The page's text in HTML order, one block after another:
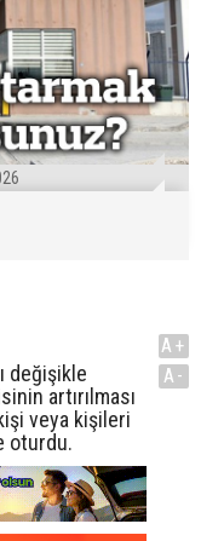
değişikle
artırılması
veya kişileri
oturdu.
A+
A-